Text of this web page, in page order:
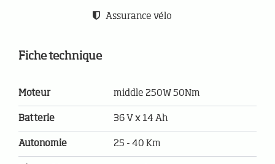
Assurance vélo
Fiche technique
Moteur middle 250W 50Nm
Batterie 36 V x 14 Ah
Autonomie 25 - 40 Km